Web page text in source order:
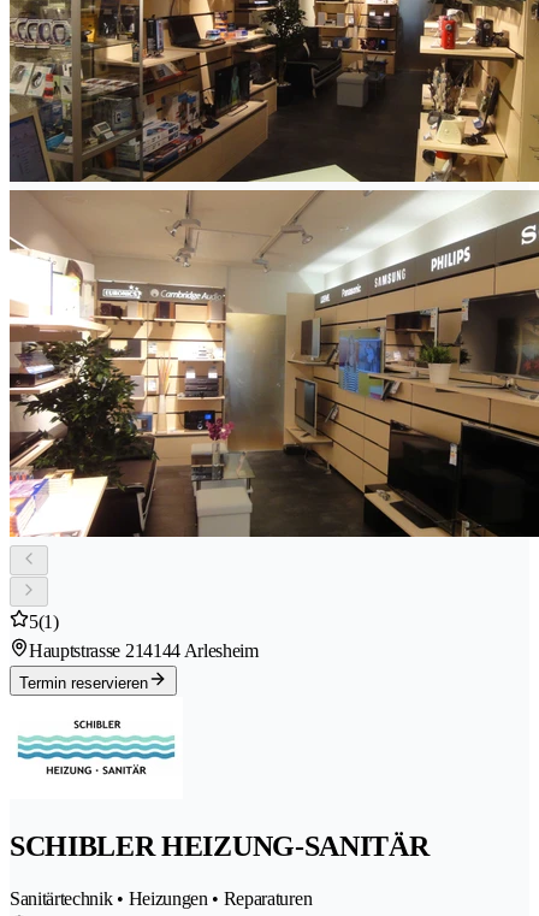
5(1)
Hauptstrasse 214144 Arlesheim
Termin reservieren
SCHIBLER HEIZUNG-SANITÄR
Sanitärtechnik • Heizungen • Reparaturen